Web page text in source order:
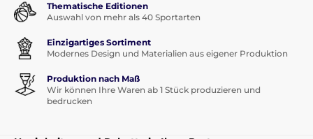
Thematische Editionen
Auswahl von mehr als 40 Sportarten
Einzigartiges Sortiment
Modernes Design und Materialien aus eigener Produktion
Produktion nach Maß
Wir können Ihre Waren ab 1 Stück produzieren und
bedrucken